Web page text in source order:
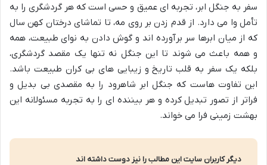
سفر به جنگل ابر، تجربه ای عمیق و حسی است که هر گردشگری را به
تأمل وا می دارد. از قدم زدن بر روی مه، تا تماشای درختان کهن سال
که از میان ابرها سر برآورده اند و گوش دادن به نوای طبیعت، همه
و همه باعث می شوند تا این جنگل نه تنها یک مقصد گردشگری،
بلکه یک سفر به قلب تاریخ و زیبایی های بی کران طبیعت باشد.
این تفاوت هاست که جنگل ابر شاهرود را به مقصدی بی بدیل و
فراتر از تصور تبدیل کرده و هر بیننده ای را به تجربه مسئولانه این
بهشت زمینی فرا می خواند.
دیگر کاربران سایت این مطالب را نیز دوست داشته اند